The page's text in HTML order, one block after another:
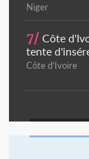
Niger
7/ Côte
tente
Côte d'Ivoire